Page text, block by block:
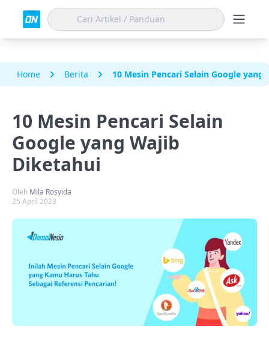
Home Berita 10 Mesin Pencari Selain Google
10 Mesin Pencari Selain
Google yang Wajib
Diketahui
Oleh Mila Rosyida
25 April 2023